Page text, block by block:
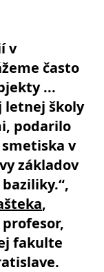
v
často
...
letnej školy
podarilo
v
základov
,
fakulte